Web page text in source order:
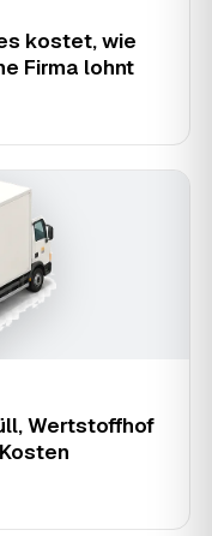
kostet, wie
Firma lohnt
Wertstoffhof